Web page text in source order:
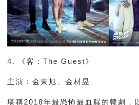
4. 《客：The Guest》
主演：金東旭、金材昱
堪稱2018年最恐怖最血腥的韓劇，